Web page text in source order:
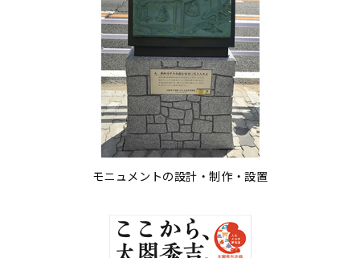
モニュメントの設計・制作・設置